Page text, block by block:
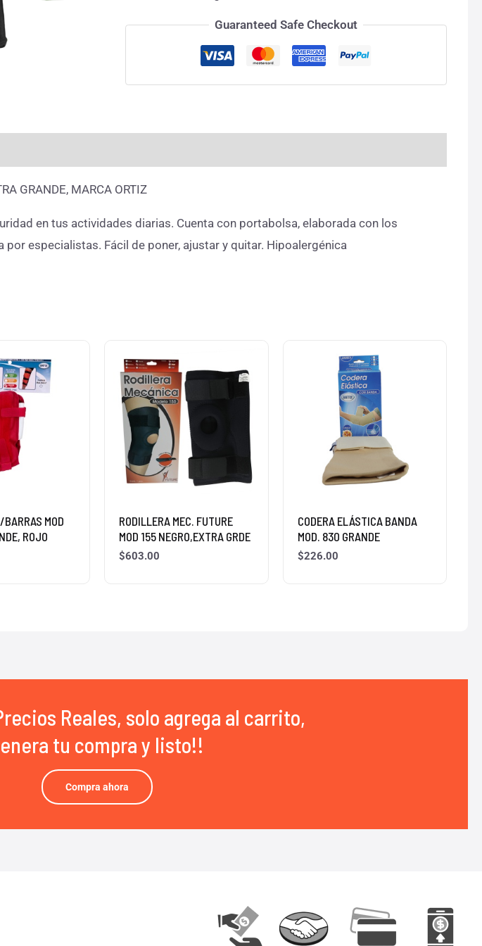
Guaranteed Safe Checkout
GRANDE, MARCA ORTIZ
en tus actividades diarias. Cuenta con portabolsa, elaborada con los
especialistas. Fácil de poner, ajustar y quitar. Hipoalergénica
MOD
ROJO
RODILLERA MEC. FUTURE
MOD 155 NEGRO,EXTRA GRDE
$603.00
CODERA ELÁSTICA BANDA
MOD. 830 GRANDE
$226.00
Reales, solo agrega al carrito,
tu compra y listo!!
Compra ahora